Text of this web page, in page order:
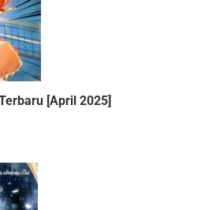
[April 2025]